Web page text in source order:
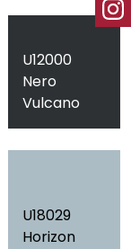
U12000
Nero
Vulcano
U18029
Horizon